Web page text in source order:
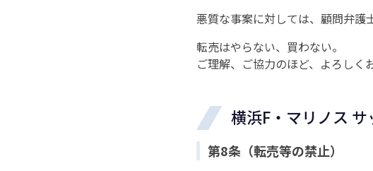
悪質な事案に対しては、顧問弁護
転売はやらない、買わない。
ご理解、ご協力のほど、よろしく
横浜F・マリノス サ
第8条（転売等の禁止）